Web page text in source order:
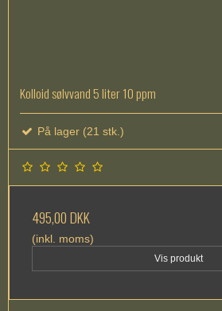
Kolloid sølvvand 5 liter 10 ppm
På lager (21 stk.)
495,00 DKK
(inkl. moms)
Vis produkt